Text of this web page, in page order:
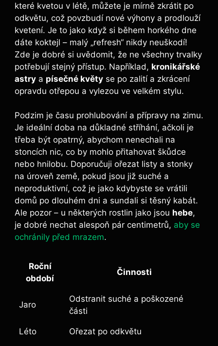
které kvetou v létě, můžete je mírně zkrátit po
odkvětu, což povzbudí nové výhony a prodlouží
kvetení. Je to jako když si během horkého dne
dáte koktejl – malý „refresh“ nikdy neuškodí!
Zde je dobré si uvědomit, že ne všechny trvalky
potřebují stejný přístup. Například, kronikářské
astry a písečné květy se po zalití a zkrácení
opravdu otřepou a vylezou ve velkém stylu.
Podzim je času prohlubování a přípravy na zimu.
Je ideální doba na důkladné stříhání, ačkoli je
třeba být opatrný, abychom nenechali na
stoncích nic, co by mohlo přitahovat škůdce
nebo hnilobu. Doporučuji ořezat listy a stonky
na úroveň země, pokud jsou již suché a
neproduktivní, což je jako kdybyste se vrátili
domů po dlouhém dni a sundali si těsný kabát.
Ale pozor – u některých rostlin jako jsou hebe,
je dobré nechat alespoň pár centimetrů, aby se
ochránily před mrazem.
Roční
období
Činnosti
Jaro
Odstranit suché a poškozené
části
Léto Ořezat po odkvětu